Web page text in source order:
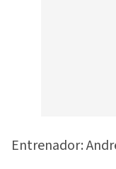
Entrenador: